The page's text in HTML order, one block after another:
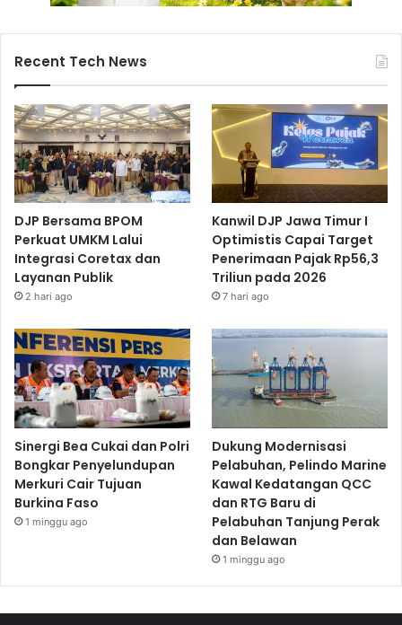
Recent Tech News
DJP Bersama BPOM
Perkuat UMKM Lalui
Integrasi Coretax dan
Layanan Publik
2 hari ago
Kanwil DJP Jawa Timur I
Optimistis Capai Target
Penerimaan Pajak Rp56,3
Triliun pada 2026
7 hari ago
Sinergi Bea Cukai dan Polri
Bongkar Penyelundupan
Merkuri Cair Tujuan
Burkina Faso
1 minggu ago
Dukung Modernisasi
Pelabuhan, Pelindo Marine
Kawal Kedatangan QCC
dan RTG Baru di
Pelabuhan Tanjung Perak
dan Belawan
1 minggu ago